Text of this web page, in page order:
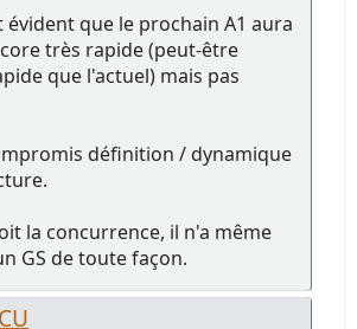
évident que le prochain A1 aura
très rapide (peut-être
que l'actuel) mais pas
définition / dynamique
la concurrence, il n'a même
GS de toute façon.